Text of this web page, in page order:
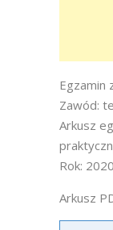
Egzamin
Zawód:
Arkusz
Rok: 2020
Arkusz